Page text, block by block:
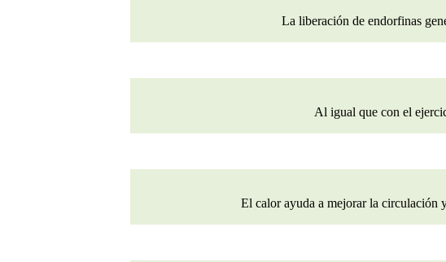
La liberación de endorfinas
Al igual que con el
El calor ayuda a mejorar la circulación